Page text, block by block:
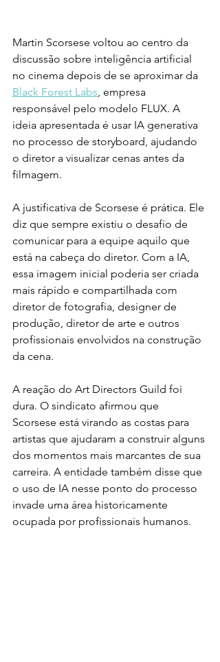
Martin Scorsese voltou ao centro da
discussão sobre inteligência artificial
no cinema depois de se aproximar da
Black Forest Labs , empresa
responsável pelo modelo FLUX. A
ideia apresentada é usar IA generativa
no processo de storyboard, ajudando
o diretor a visualizar cenas antes da
filmagem.
A justificativa de Scorsese é prática. Ele
diz que sempre existiu o desafio de
comunicar para a equipe aquilo que
está na cabeça do diretor. Com a IA,
essa imagem inicial poderia ser criada
mais rápido e compartilhada com
diretor de fotografia, designer de
produção, diretor de arte e outros
profissionais envolvidos na construção
da cena.
A reação do Art Directors Guild foi
dura. O sindicato afirmou que
Scorsese está virando as costas para
artistas que ajudaram a construir alguns
dos momentos mais marcantes de sua
carreira. A entidade também disse que
o uso de IA nesse ponto do processo
invade uma área historicamente
ocupada por profissionais humanos.